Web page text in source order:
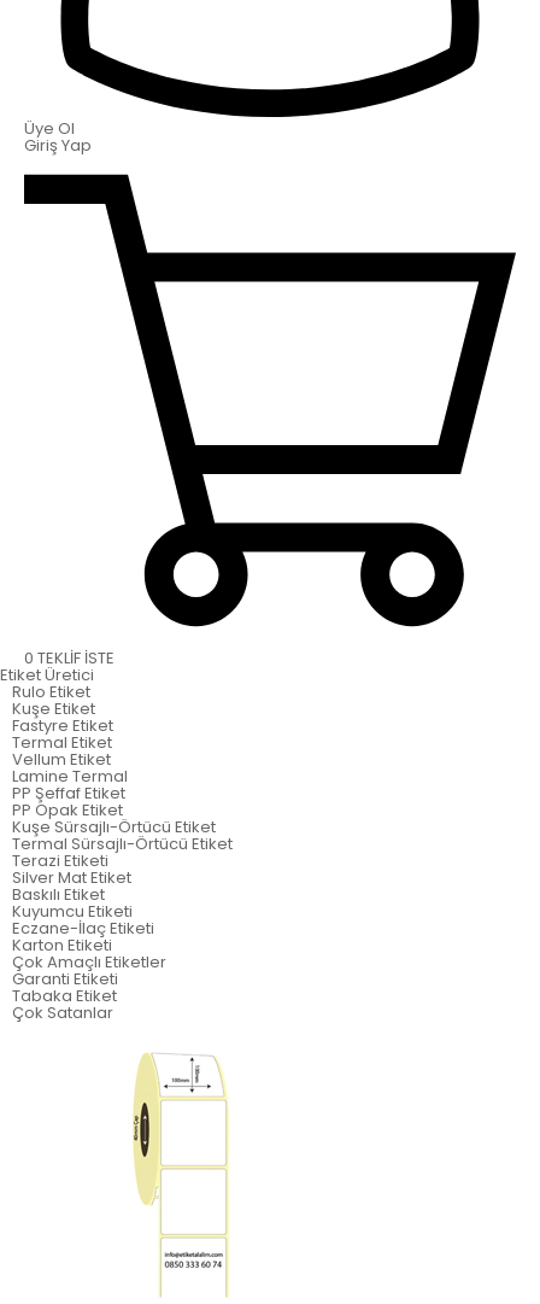
Üye Ol
Giriş Yap
0 TEKLİF İSTE
EtiketÜretici
Rulo Etiket
Kuşe Etiket
Fastyre Etiket
Termal Etiket
Vellum Etiket
Lamine Termal
PP Şeffaf Etiket
PP Opak Etiket
Kuşe Sürsajlı-Örtücü Etiket
Termal Sürsajlı-Örtücü Etiket
Terazi Etiketi
Silver Mat Etiket
Baskılı Etiket
Kuyumcu Etiketi
Eczane-İlaç Etiketi
Karton Etiketi
Çok Amaçlı Etiketler
Garanti Etiketi
Tabaka Etiket
Çok Satanlar